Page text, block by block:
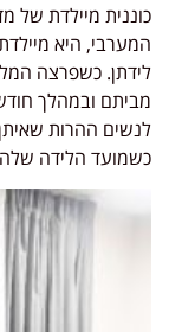
כוננית מיילדת של
המערבי, היא
מביתם ובמהלך
לנשים ההרות
כשמועד הלידה